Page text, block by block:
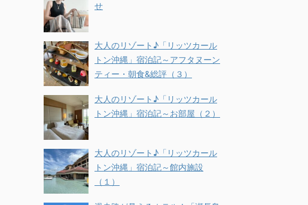
せ
大人のリゾート♪「リッツカール
トン沖縄」宿泊記～アフタヌーン
ティー・朝食&総評（３）
大人のリゾート♪「リッツカール
トン沖縄」宿泊記～お部屋（２）
大人のリゾート♪「リッツカール
トン沖縄」宿泊記～館内施設
（１）